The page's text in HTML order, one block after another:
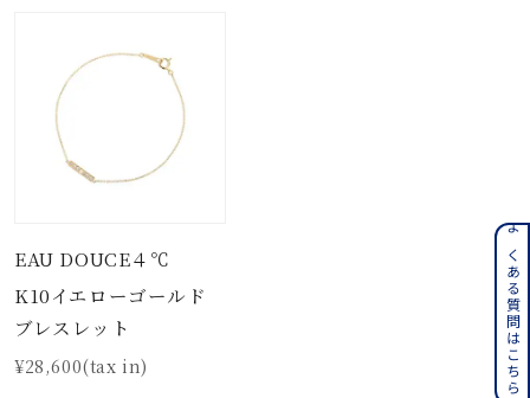
EAU DOUCE４℃
K10イエローゴールド
ブレスレット
¥28,600(tax in) よくある質問はこちら